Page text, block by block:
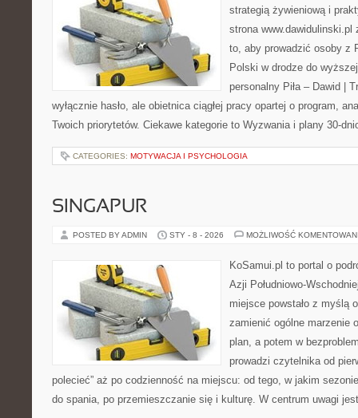
strategią żywieniową i
strona www.dawidulinski.pl
to, aby prowadzić osoby z
Polski w drodze do
personalny Piła – Dawid |
wyłącznie hasło, ale obietnica ciągłej pracy opartej o program,
Twoich priorytetów. Ciekawe kategorie to Wyzwania i plany 30-
CATEGORIES: MOTYWACJA I PSYCHOLOGIA
SINGAPUR
POSTED BY ADMIN STY - 8 - 2026 MOŻLIWOŚĆ
KoSamui.pl to portal o
Azji Południowo-
miejsce powstało z myślą
zamienić ogólne marzenie
plan, a potem w
prowadzi czytelnika od
polecieć” aż po codzienność na miejscu: od tego, w jakim
do spania, po przemieszczanie się i kulturę. W centrum uwagi